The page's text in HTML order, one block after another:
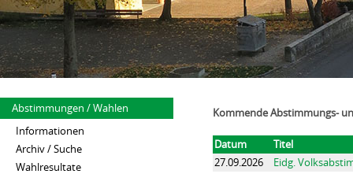
Abstimmungen / Wahlen
Informationen
Archiv / Suche
Wahlresultate
Kommende Abstimmungs-
Datum
Titel
27.09.2026
Eidg.